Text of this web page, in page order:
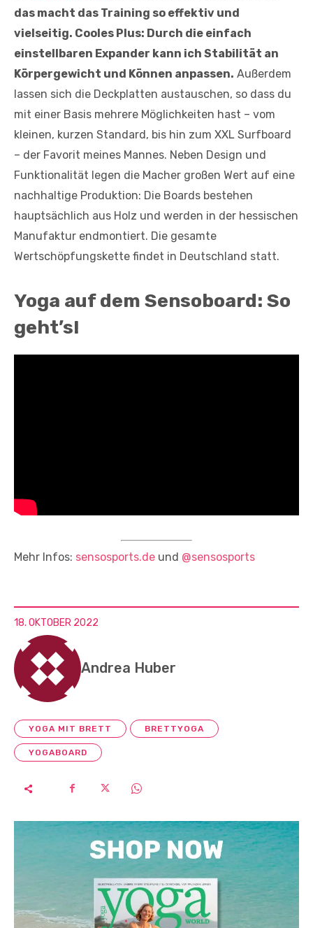
das macht das Training so effektiv und
vielseitig. Cooles Plus: Durch die einfach
einstellbaren Expander kann ich Stabilität an
Körpergewicht und Können anpassen. Außerdem
lassen sich die Deckplatten austauschen, so dass du
mit einer Basis mehrere Möglichkeiten hast – vom
kleinen, kurzen Standard, bis hin zum XXL Surfboard
– der Favorit meines Mannes. Neben Design und
Funktionalität legen die Macher großen Wert auf eine
nachhaltige Produktion: Die Boards bestehen
hauptsächlich aus Holz und werden in der hessischen
Manufaktur endmontiert. Die gesamte
Wertschöpfungskette findet in Deutschland statt.
Yoga auf dem Sensoboard: So
geht’s!
Mehr Infos: sensosports.de und @sensosports
18. OKTOBER 2022
Andrea Huber
YOGA MIT BRETT BRETTYOGA
YOGABOARD